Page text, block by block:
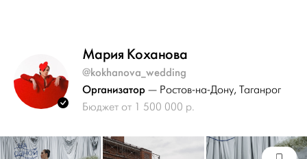
Мария Коханова
@kokhanova_wedding
Организатор — Ростов-на-Дону, Таганрог
Бюджет от 1 500 000 р.